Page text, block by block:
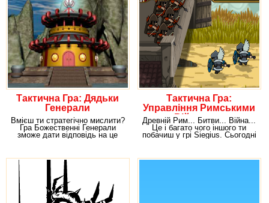
Тактична Гра: Дядьки
Генерали
Вмієш ти стратегічно мислити?
Гра Божественні Генерали
зможе дати відповідь на це
Тактична Гра:
Управління Римськими
Військами
Древній Рим... Битви... Війна...
Це і багато чого іншого ти
побачиш у грі Siegius. Сьогодні